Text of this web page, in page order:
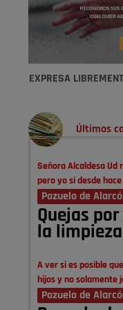
EXPRESA
Últimos
Señora Alcaldesa Ud
pero yo si desde
Pozuelo de
Quejas
la
A ver si es posible
hijos y no solamente
Pozuelo de